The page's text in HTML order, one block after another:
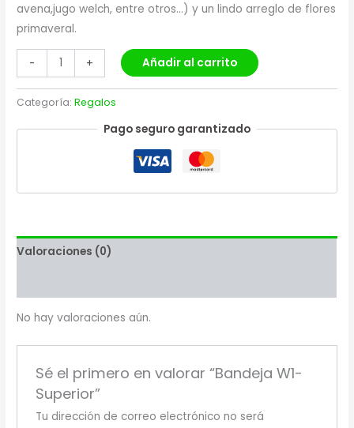
avena,jugo welch, entre otros…) y un lindo arreglo de flores
primaveral.
- + Añadir al carrito
Categoría:Regalos
Pago seguro garantizado
Valoraciones (0)
No hay valoraciones aún.
Sé el primero en valorar “Bandeja W1-
Superior”
Tu dirección de correo electrónico no será